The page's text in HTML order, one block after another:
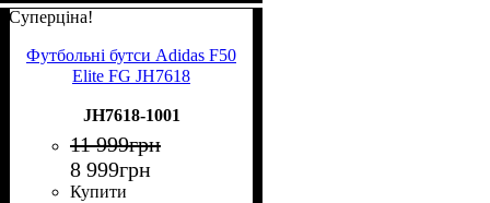
Суперціна!
Футбольні бутси Adidas F50
Elite FG JH7618
JH7618-1001
11 999грн
8 999грн
Купити